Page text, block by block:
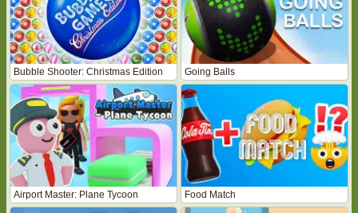
Bubble Shooter: Christmas Edition Going Balls
Airport Master: Plane Tycoon Food Match